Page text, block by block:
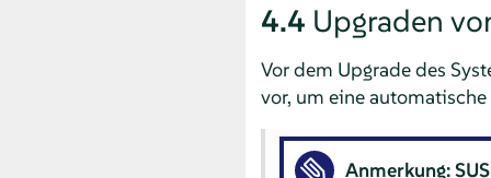
4.4 Upgraden
Vor dem Upgrade des
vor, um eine
Anmerkung: